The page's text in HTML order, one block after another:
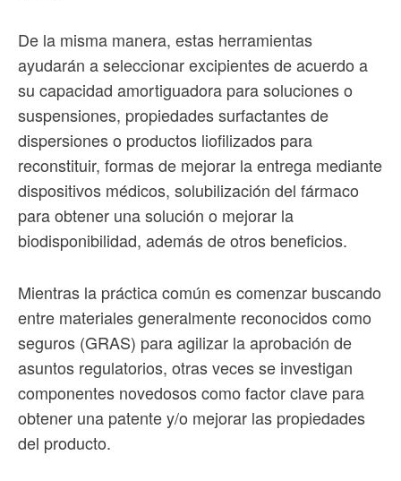
De la misma manera, estas herramientas
ayudarán a seleccionar excipientes de acuerdo a
su capacidad amortiguadora para soluciones o
suspensiones, propiedades surfactantes de
dispersiones o productos liofilizados para
reconstituir, formas de mejorar la entrega mediante
dispositivos médicos, solubilización del fármaco
para obtener una solución o mejorar la
biodisponibilidad, además de otros beneficios.
Mientras la práctica común es comenzar buscando
entre materiales generalmente reconocidos como
seguros (GRAS) para agilizar la aprobación de
asuntos regulatorios, otras veces se investigan
componentes novedosos como factor clave para
obtener una patente y/o mejorar las propiedades
del producto.